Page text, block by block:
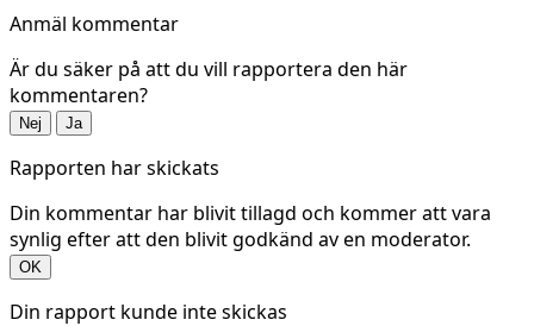
Anmäl kommentar
Är du säker på att du vill rapportera den här
kommentaren?
Nej Ja
Rapporten har skickats
Din kommentar har blivit tillagd och kommer att vara
synlig efter att den blivit godkänd av en moderator.
OK
Din rapport kunde inte skickas